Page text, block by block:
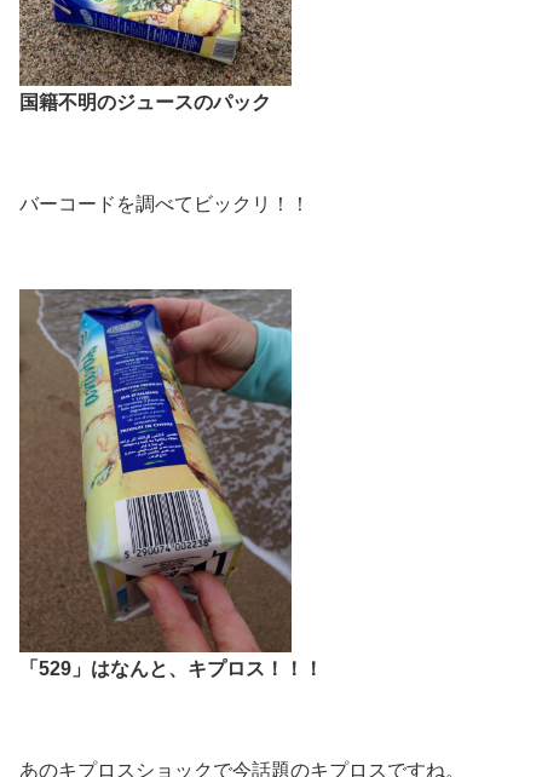
国籍不明のジュースのパック
バーコードを調べてビックリ！！
「529」はなんと、キプロス！！！
あのキプロスショックで今話題のキプロスですね。